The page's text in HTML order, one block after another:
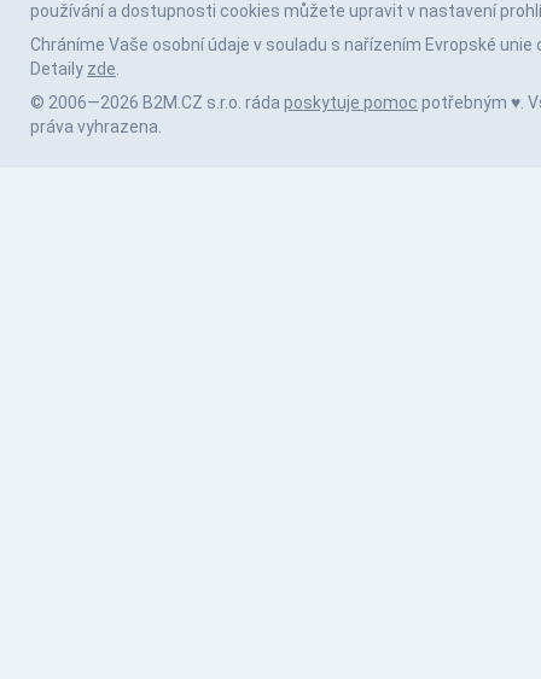
používání a dostupnosti cookies můžete upravit v nastavení
Chráníme Vaše osobní údaje v souladu s nařízením Evropské unie
Detaily zde.
© 2006—2026 B2M.CZ s.r.o. ráda poskytuje pomoc potřebným ♥️.
práva vyhrazena.